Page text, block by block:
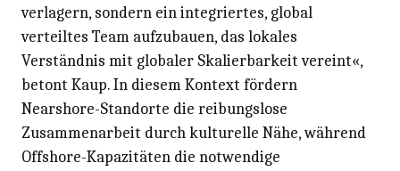
verlagern, sondern ein integriertes, global
verteiltes Team aufzubauen, das lokales
Verständnis mit globaler Skalierbarkeit vereint«,
betont Kaup. In diesem Kontext fördern
Nearshore-Standorte die reibungslose
Zusammenarbeit durch kulturelle Nähe, während
Offshore-Kapazitäten die notwendige